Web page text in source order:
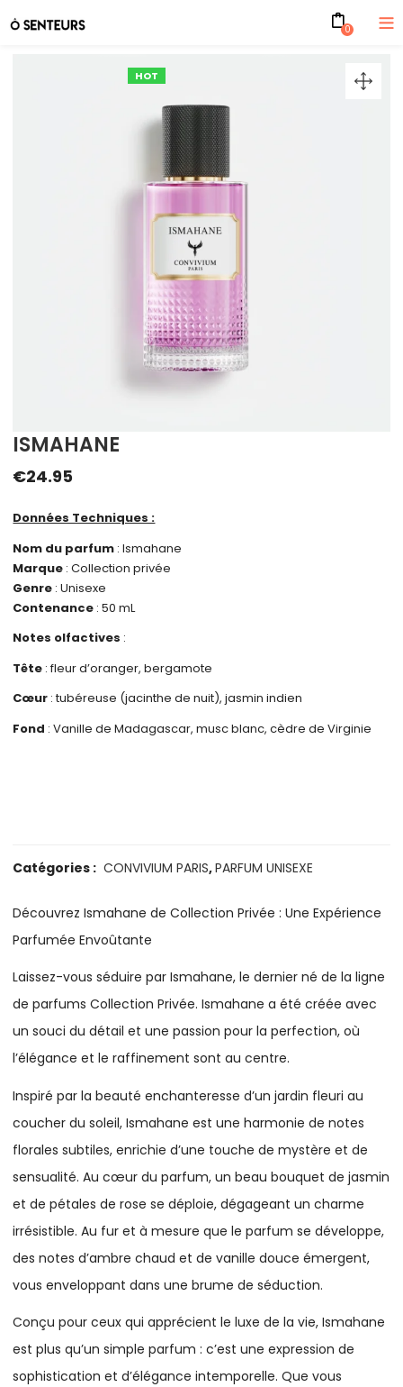
0
HOT
ISMAHANE
€24.95
Données Techniques :
Nom du parfum : Ismahane
Marque : Collection privée
Genre : Unisexe
Contenance : 50 mL
Notes olfactives :
Tête : fleur d’oranger, bergamote
Cœur : tubéreuse (jacinthe de nuit), jasmin indien
Fond : Vanille de Madagascar, musc blanc, cèdre de Virginie
Catégories : CONVIVIUM PARIS,PARFUM UNISEXE
Découvrez Ismahane de Collection Privée : Une Expérience
Parfumée Envoûtante
Laissez-vous séduire par Ismahane, le dernier né de la ligne
de parfums Collection Privée. Ismahane a été créée avec
un souci du détail et une passion pour la perfection, où
l’élégance et le raffinement sont au centre.
Inspiré par la beauté enchanteresse d’un jardin fleuri au
coucher du soleil, Ismahane est une harmonie de notes
florales subtiles, enrichie d’une touche de mystère et de
sensualité. Au cœur du parfum, un beau bouquet de jasmin
et de pétales de rose se déploie, dégageant un charme
irrésistible. Au fur et à mesure que le parfum se développe,
des notes d’ambre chaud et de vanille douce émergent,
vous enveloppant dans une brume de séduction.
Conçu pour ceux qui apprécient le luxe de la vie, Ismahane
est plus qu’un simple parfum : c’est une expression de
sophistication et d’élégance intemporelle. Que vous